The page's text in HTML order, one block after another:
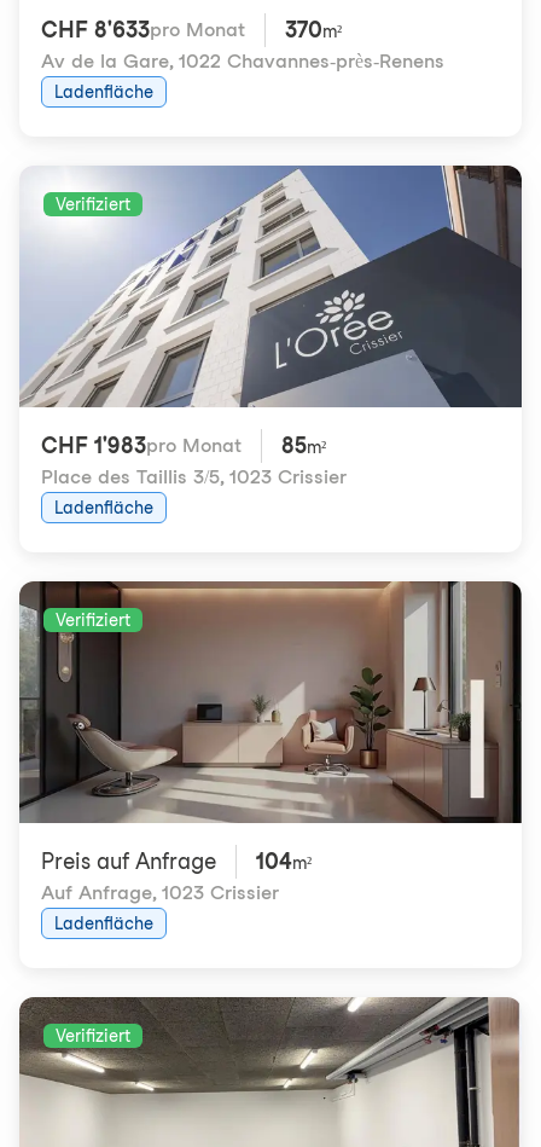
CHF 8'633pro Monat 370m²
Av de la Gare, 1022 Chavannes-près-Renens
Ladenfläche
Verifiziert
CHF 1'983pro Monat 85m²
Place des Taillis 3/5, 1023 Crissier
Ladenfläche
Verifiziert
Preis auf Anfrage 104m²
Auf Anfrage, 1023 Crissier
Ladenfläche
Verifiziert